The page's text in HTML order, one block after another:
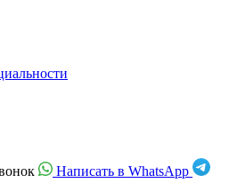
Написать в WhatsApp